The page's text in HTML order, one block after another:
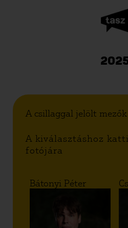
A csillaggal jelölt
A kiválasztáshoz
fotójára
Bátonyi Péter